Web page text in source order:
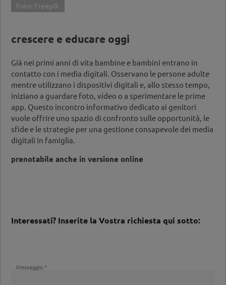
Foto: Freepik
crescere e educare oggi
Già nei primi anni di vita bambine e bambini entrano in
contatto con i media digitali. Osservano le persone adulte
mentre utilizzano i dispositivi digitali e, allo stesso tempo,
iniziano a guardare foto, video o a sperimentare le prime
app. Questo incontro informativo dedicato ai genitori
vuole offrire uno spazio di confronto sulle opportunità, le
sfide e le strategie per una gestione consapevole dei media
digitali in famiglia.
prenotabile anche in versione online
Interessati? Inserite la Vostra richiesta qui sotto:
Messaggio